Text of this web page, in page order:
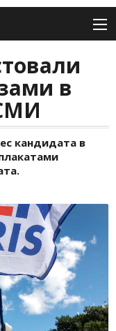
в
кандидата в